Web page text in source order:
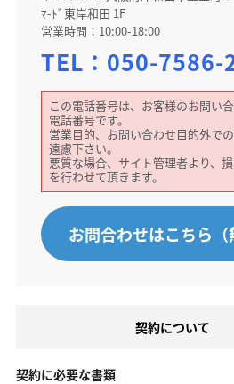
ﾏ-ﾄﾞ東岸和田 1F
営業時間：10:00-18:00
TEL： 050-7586-
この電話番号は、お客様のお問い
電話番号です。
営業目的、お問い合わせ目的外で
遠慮下さい。
悪質な場合、サイト管理者より、
を行わせて頂きます。
お問合わせはこちら（
契約について
契約に必要な書類